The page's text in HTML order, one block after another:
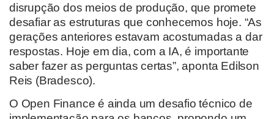
disrupção dos meios de produção, que promete
desafiar as estruturas que conhecemos hoje. “As
gerações anteriores estavam acostumadas a dar
respostas. Hoje em dia, com a IA, é importante
saber fazer as perguntas certas”, aponta Edilson
Reis (Bradesco).
O Open Finance é ainda um desafio técnico de